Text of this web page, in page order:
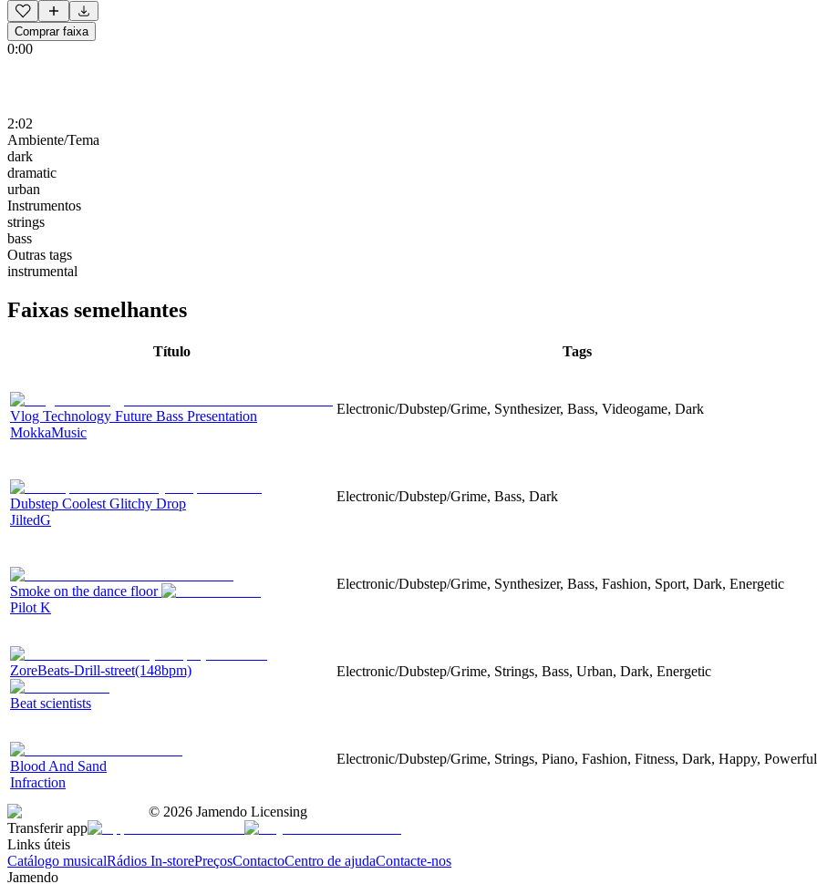
Comprar faixa
0:00
2:02
Ambiente/Tema
dark
dramatic
urban
Instrumentos
strings
bass
Outras tags
instrumental
Faixas semelhantes
Título Tags
Vlog Technology Future Bass Presentation
MokkaMusic
Electronic/Dubstep/Grime, Synthesizer, Bass, Videogame, Dark
Dubstep Coolest Glitchy Drop
JiltedG
Electronic/Dubstep/Grime, Bass, Dark
Smoke on the dance floor
Pilot K
Electronic/Dubstep/Grime, Synthesizer, Bass, Fashion, Sport, Dark, Energetic
ZoreBeats-Drill-street(148bpm)
Beat scientists
Electronic/Dubstep/Grime, Strings, Bass, Urban, Dark, Energetic
Blood And Sand
Infraction
Electronic/Dubstep/Grime, Strings, Piano, Fashion, Fitness, Dark, Happy, Powerful
© 2026 Jamendo Licensing
Transferir app
Links úteis
Catálogo musicalRádios In-storePreçosContactoCentro de ajudaContacte-nos
Jamendo